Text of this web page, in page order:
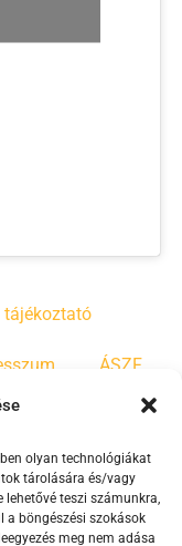
olyan technológiákat
tárolására és/vagy
lehetővé teszi számunkra,
a böngészési szokások
meg nem adása
tájékoztató
ÁSZF